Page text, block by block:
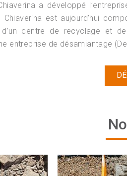
a développé
est aujourd’hui
centre de recyclage et de
entreprise de désamiantage